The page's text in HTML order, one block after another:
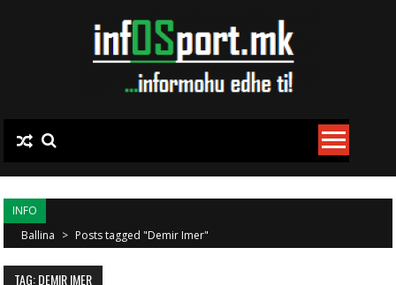
INFO
Ballina > Posts tagged "Demir Imer"
TAG: DEMIR IMER